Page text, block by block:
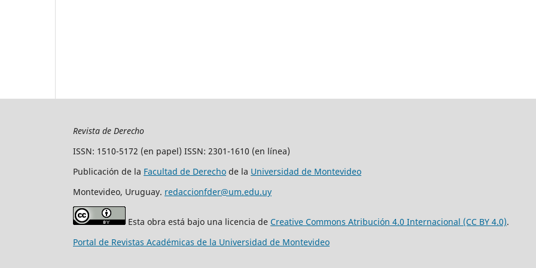
Revista de Derecho
ISSN: 1510-5172 (en papel) ISSN: 2301-1610 (en línea)
Publicación de la Facultad de Derecho de la Universidad de Montevideo
Montevideo, Uruguay. redaccionfder@um.edu.uy
Esta obra está bajo una licencia de Creative Commons Atribución 4.0 Internacional (CC BY 4.0).
Portal de Revistas Académicas de la Universidad de Montevideo